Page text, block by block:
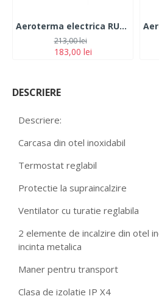
Aeroterma electrica RURIS VULCANO 200s
183,00 lei
213,00 lei
DESCRIERE
Descriere:
Carcasa din otel inoxidabil
Termostat reglabil
Protectie la supraincalzire
Ventilator cu turatie reglabila
2 elemente de incalzire din otel
incinta metalica
Maner pentru transport
Clasa de izolatie IP X4